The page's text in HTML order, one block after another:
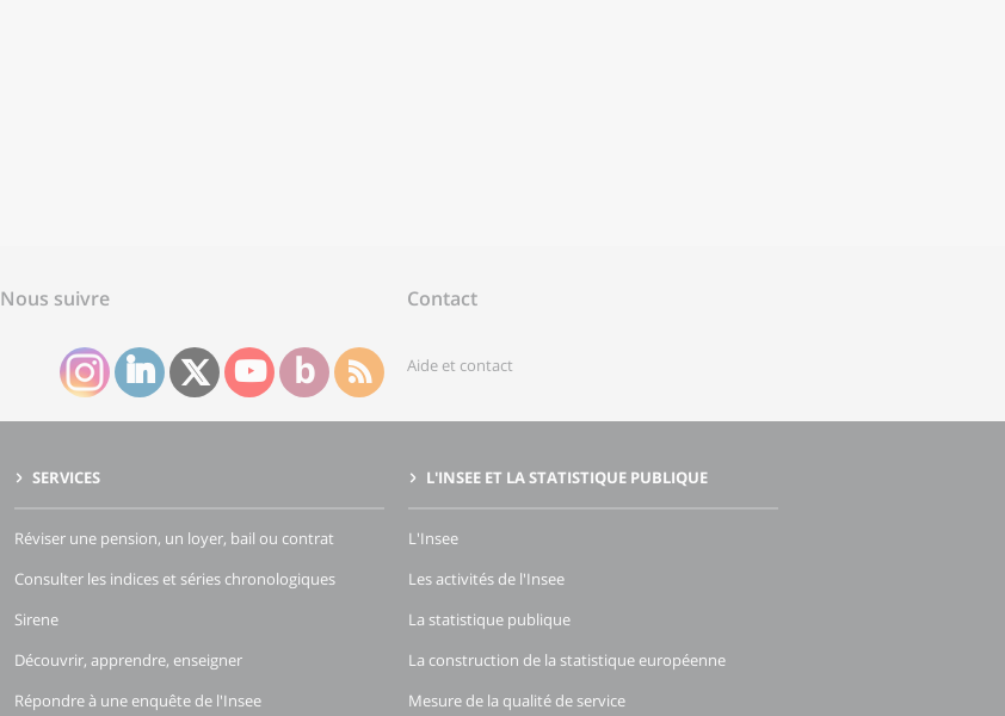
Nous suivre Contact
Aide et contact
SERVICES
Réviser une pension, un loyer, bail ou contrat
Consulter les indices et séries chronologiques
Sirene
Découvrir, apprendre, enseigner
Répondre à une enquête de l'Insee
L'INSEE ET LA STATISTIQUE PUBLIQUE
L'Insee
Les activités de l'Insee
La statistique publique
La construction de la statistique européenne
Mesure de la qualité de service